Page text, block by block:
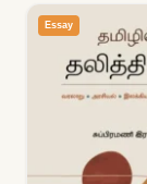
Essay